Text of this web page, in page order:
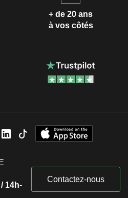
+ de 20 ans
à vos côtés
14h-
Contactez-nous